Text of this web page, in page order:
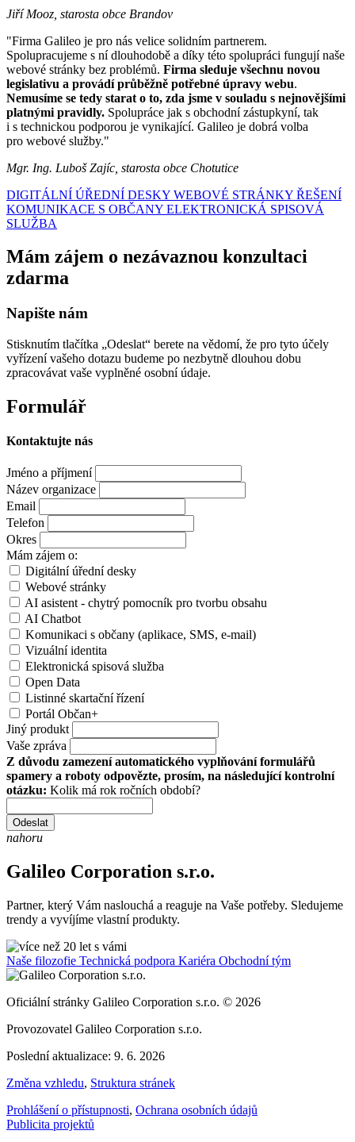
Jiří Mooz, starosta obce Brandov
"Firma Galileo je pro nás velice solidním partnerem.
Spolupracujeme s ní dlouhodobě a díky této spolupráci fungují naše
webové stránky bez problémů. Firma sleduje všechnu novou
legislativu a provádí průběžně potřebné úpravy webu.
Nemusíme se tedy starat o to, zda jsme v souladu s nejnovějšími
platnými pravidly. Spolupráce jak s obchodní zástupkyní, tak
i s technickou podporou je vynikající. Galileo je dobrá volba
pro webové služby."
Mgr. Ing. Luboš Zajíc, starosta obce Chotutice
DIGITÁLNÍ ÚŘEDNÍ DESKY WEBOVÉ STRÁNKY ŘEŠENÍ
KOMUNIKACE S OBČANY ELEKTRONICKÁ SPISOVÁ
SLUŽBA
Mám zájem o nezávaznou konzultaci
zdarma
Napište nám
Stisknutím tlačítka „Odeslat“ berete na vědomí, že pro tyto účely
vyřízení vašeho dotazu budeme po nezbytně dlouhou dobu
zpracovávat vaše vyplněné osobní údaje.
Formulář
Kontaktujte nás
Jméno a příjmení
Název organizace
Email
Telefon
Okres
Mám zájem o:
Digitální úřední desky
Webové stránky
AI asistent - chytrý pomocník pro tvorbu obsahu
AI Chatbot
Komunikaci s občany (aplikace, SMS, e-mail)
Vizuální identita
Elektronická spisová služba
Open Data
Listinné skartační řízení
Portál Občan+
Jiný produkt
Vaše zpráva
Z důvodu zamezení automatického vyplňování formulářů
spamery a roboty odpovězte, prosím, na následující kontrolní
otázku: Kolik má rok ročních období?
Odeslat
nahoru
Galileo Corporation s.r.o.
Partner, který Vám naslouchá a reaguje na Vaše potřeby. Sledujeme
trendy a vyvíjíme vlastní produkty.
Naše filozofie Technická podpora Kariéra Obchodní tým
Oficiální stránky Galileo Corporation s.r.o. © 2026
Provozovatel Galileo Corporation s.r.o.
Poslední aktualizace: 9. 6. 2026
Změna vzhledu, Struktura stránek
Prohlášení o přístupnosti, Ochrana osobních údajů
Publicita projektů